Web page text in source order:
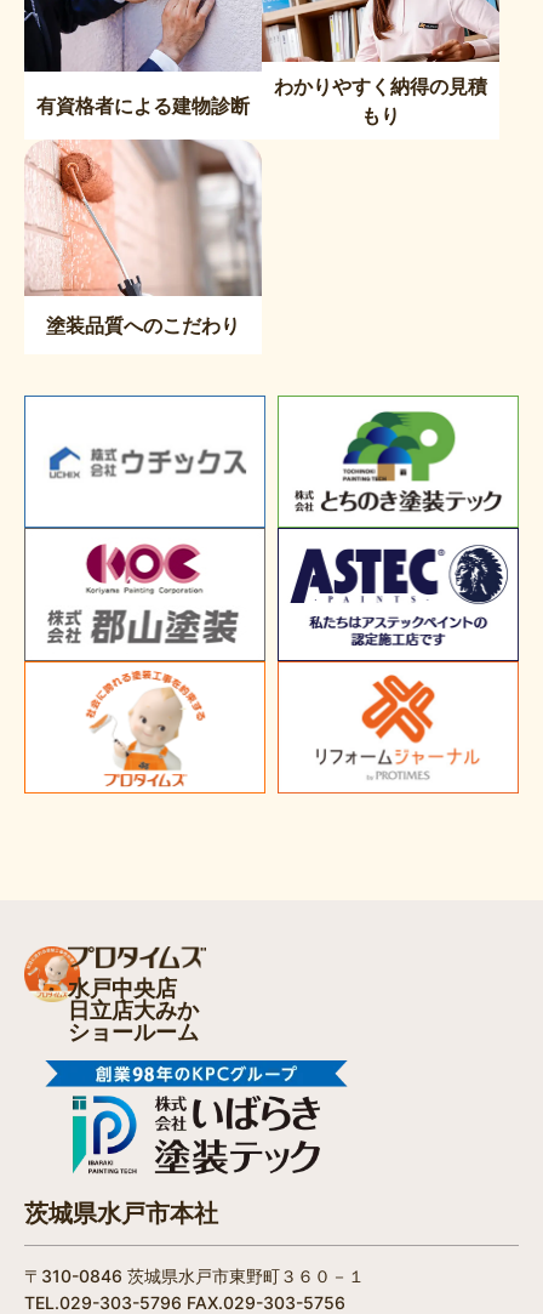
有資格者による建物診断
わかりやすく納得の見積
もり
塗装品質へのこだわり
水戸中央店
日立店大みか
ショールーム
茨城県水戸市本社
〒310-0846 茨城県水戸市東野町３６０－１
TEL.029-303-5796 FAX.029-303-5756